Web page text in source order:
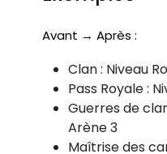
Avant → Après :
Clan : Niveau
Pass Royale :
Guerres de
Arène 3
Maîtrise des